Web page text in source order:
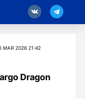
МАЯ 2026 21:42
Dragon